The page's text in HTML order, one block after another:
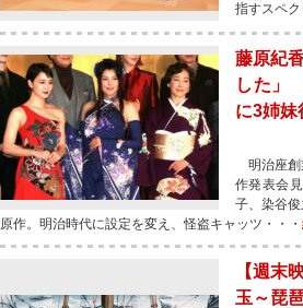
指すスペ
藤原紀
した」
に3姉妹
明治座創
作発表会
子、染谷
原作。明治時代に設定を変え、怪盗キャッツ・・・
【週末
玉～琵